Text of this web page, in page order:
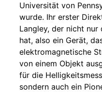
Universität von
wurde. Ihr erster
Langley, der nicht
hat, also ein Gerät,
elektromagnetische
von einem Objekt
für die
sondern auch ein